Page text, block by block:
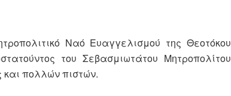
Ναό Ευαγγελισμού της Θεοτόκου
του Σεβασμιωτάτου Μητροπολίτου
πολλών πιστών.